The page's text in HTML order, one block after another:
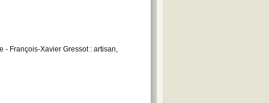
François-Xavier Gressot : artisan,